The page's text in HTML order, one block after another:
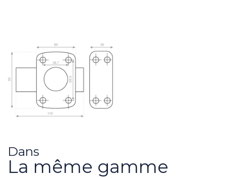
Dans
La même gamme